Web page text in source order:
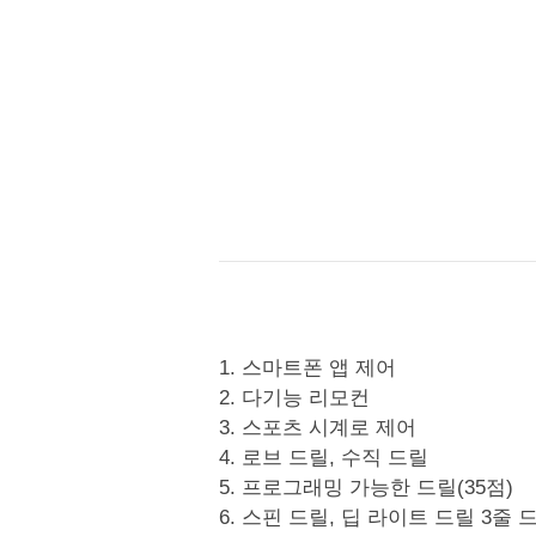
1. 스마트폰 앱 제어
2. 다기능 리모컨
3. 스포츠 시계로 제어
4. 로브 드릴, 수직 드릴
5. 프로그래밍 가능한 드릴(35점)
6. 스핀 드릴, 딥 라이트 드릴 3줄